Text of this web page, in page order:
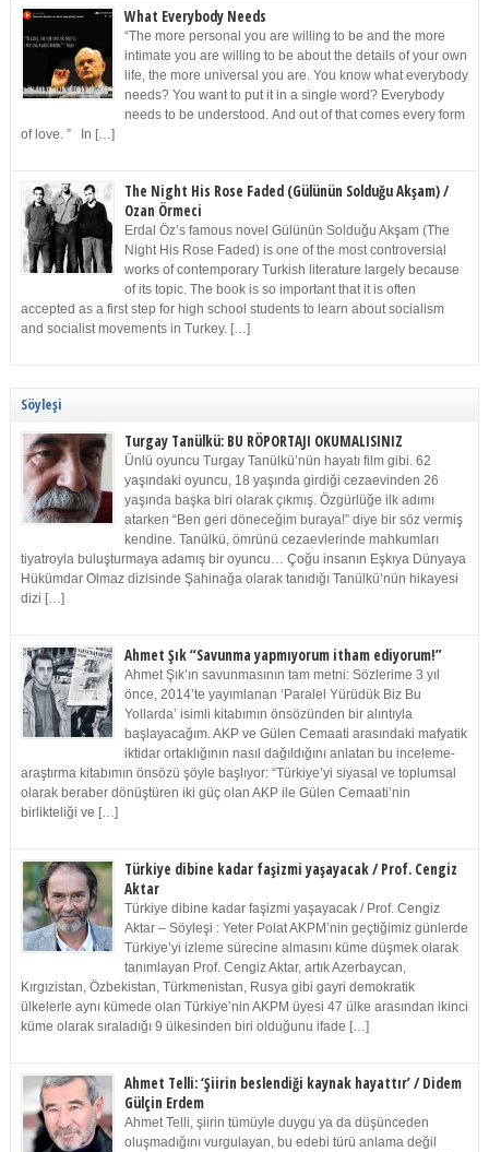
What Everybody Needs
“The more personal you are willing to be and the more
intimate you are willing to be about the details of your own
life, the more universal you are. You know what everybody
needs? You want to put it in a single word? Everybody
needs to be understood. And out of that comes every form
of love. ” In […]
The Night His Rose Faded (Gülünün Solduğu Akşam) /
Ozan Örmeci
Erdal Öz’s famous novel Gülünün Solduğu Akşam (The
Night His Rose Faded) is one of the most controversial
works of contemporary Turkish literature largely because
of its topic. The book is so important that it is often
accepted as a first step for high school students to learn about socialism
and socialist movements in Turkey. […]
Söyleşi
Turgay Tanülkü: BU RÖPORTAJI OKUMALISINIZ
Ünlü oyuncu Turgay Tanülkü’nün hayatı film gibi. 62
yaşındaki oyuncu, 18 yaşında girdiği cezaevinden 26
yaşında başka biri olarak çıkmış. Özgürlüğe ilk adımı
atarken “Ben geri döneceğim buraya!” diye bir söz vermiş
kendine. Tanülkü, ömrünü cezaevlerinde mahkumları
tiyatroyla buluşturmaya adamış bir oyuncu… Çoğu insanın Eşkıya Dünyaya
Hükümdar Olmaz dizisinde Şahinağa olarak tanıdığı Tanülkü’nün hikayesi
dizi […]
Ahmet Şık “Savunma yapmıyorum itham ediyorum!”
Ahmet Şık’ın savunmasının tam metni: Sözlerime 3 yıl
önce, 2014’te yayımlanan ‘Paralel Yürüdük Biz Bu
Yollarda’ isimli kitabımın önsözünden bir alıntıyla
başlayacağım. AKP ve Gülen Cemaati arasındaki mafyatik
iktidar ortaklığının nasıl dağıldığını anlatan bu inceleme-
araştırma kitabımın önsözü şöyle başlıyor: “Türkiye’yi siyasal ve toplumsal
olarak beraber dönüştüren iki güç olan AKP ile Gülen Cemaati’nin
birlikteliği ve […]
Türkiye dibine kadar faşizmi yaşayacak / Prof. Cengiz
Aktar
Türkiye dibine kadar faşizmi yaşayacak / Prof. Cengiz
Aktar – Söyleşi : Yeter Polat AKPM’nin geçtiğimiz günlerde
Türkiye’yi izleme sürecine almasını küme düşmek olarak
tanımlayan Prof. Cengiz Aktar, artık Azerbaycan,
Kırgızistan, Özbekistan, Türkmenistan, Rusya gibi gayri demokratik
ülkelerle aynı kümede olan Türkiye’nin AKPM üyesi 47 ülke arasından ikinci
küme olarak sıraladığı 9 ülkesinden biri olduğunu ifade […]
Ahmet Telli: ‘Şiirin beslendiği kaynak hayattır’ / Didem
Gülçin Erdem
Ahmet Telli, şiirin tümüyle duygu ya da düşünceden
oluşmadığını vurgulayan, bu edebi türü anlama değil